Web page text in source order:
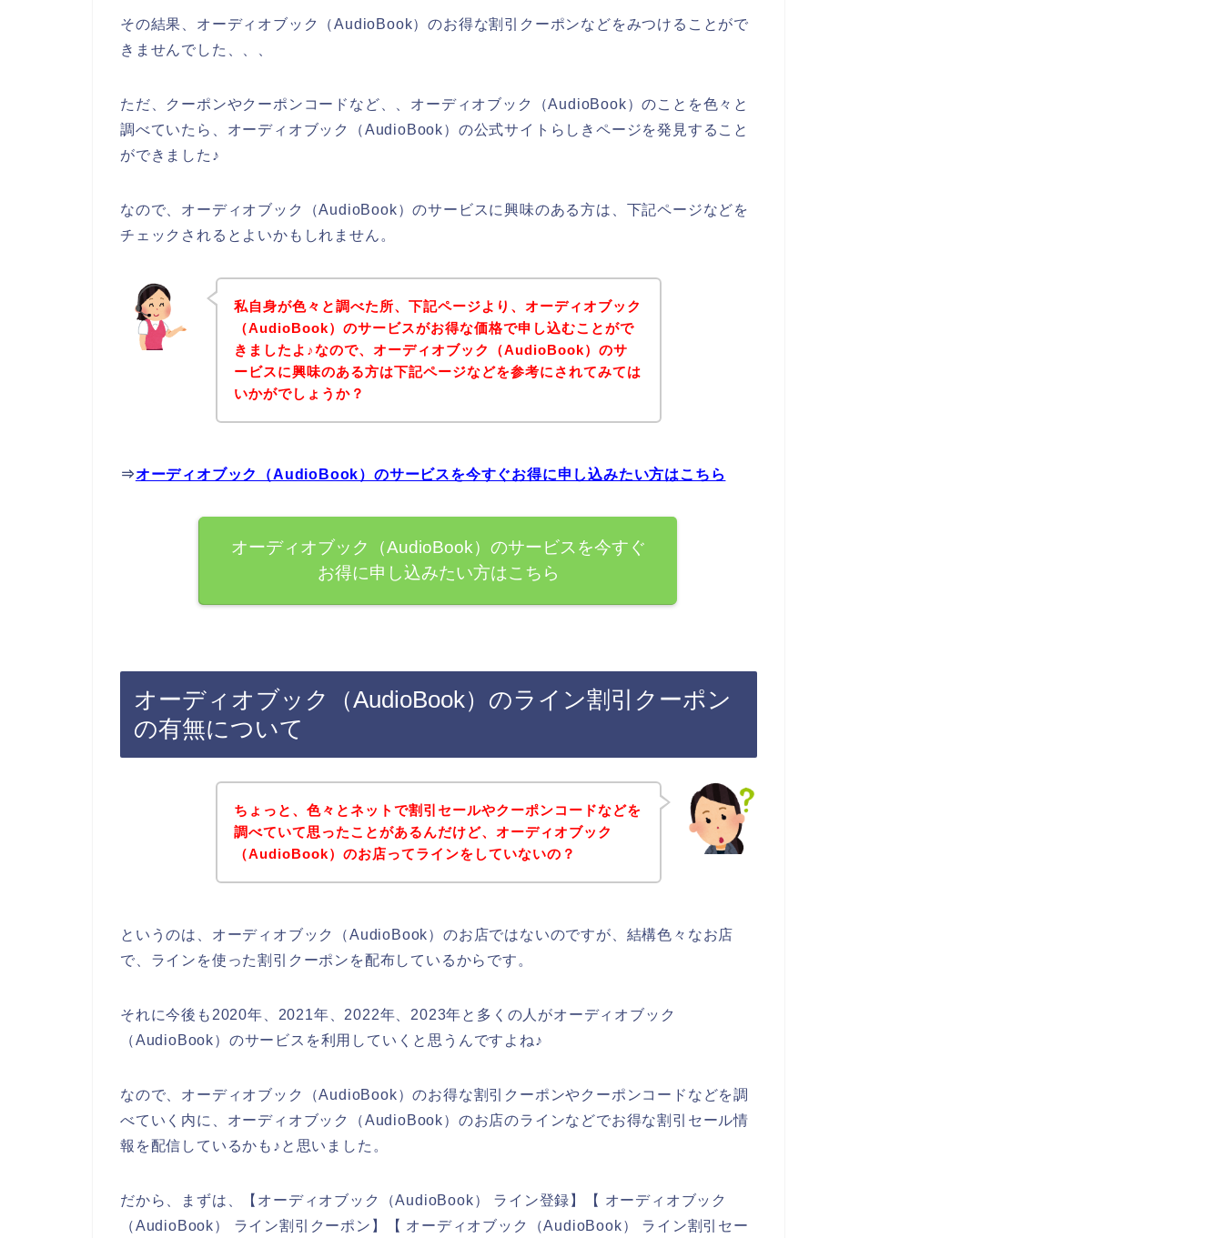
その結果、オーディオブック（AudioBook）のお得な割引クーポンなどをみつけることがで
きませんでした、、、
ただ、クーポンやクーポンコードなど、、オーディオブック（AudioBook）のことを色々と
調べていたら、オーディオブック（AudioBook）の公式サイトらしきページを発見すること
ができました♪
なので、オーディオブック（AudioBook）のサービスに興味のある方は、下記ページなどを
チェックされるとよいかもしれません。
私自身が色々と調べた所、下記ページより、オーディオブック
（AudioBook）のサービスがお得な価格で申し込むことがで
きましたよ♪なので、オーディオブック（AudioBook）のサ
ービスに興味のある方は下記ページなどを参考にされてみては
いかがでしょうか？
⇒オーディオブック（AudioBook）のサービスを今すぐお得に申し込みたい方はこちら
オーディオブック（AudioBook）のサービスを今すぐ
お得に申し込みたい方はこちら
オーディオブック（AudioBook）のライン割引クーポン
の有無について
ちょっと、色々とネットで割引セールやクーポンコードなどを
調べていて思ったことがあるんだけど、オーディオブック
（AudioBook）のお店ってラインをしていないの？
というのは、オーディオブック（AudioBook）のお店ではないのですが、結構色々なお店
で、ラインを使った割引クーポンを配布しているからです。
それに今後も2020年、2021年、2022年、2023年と多くの人がオーディオブック
（AudioBook）のサービスを利用していくと思うんですよね♪
なので、オーディオブック（AudioBook）のお得な割引クーポンやクーポンコードなどを調
べていく内に、オーディオブック（AudioBook）のお店のラインなどでお得な割引セール情
報を配信しているかも♪と思いました。
だから、まずは、【オーディオブック（AudioBook） ライン登録】【 オーディオブック
（AudioBook） ライン割引クーポン】【 オーディオブック（AudioBook） ライン割引セー